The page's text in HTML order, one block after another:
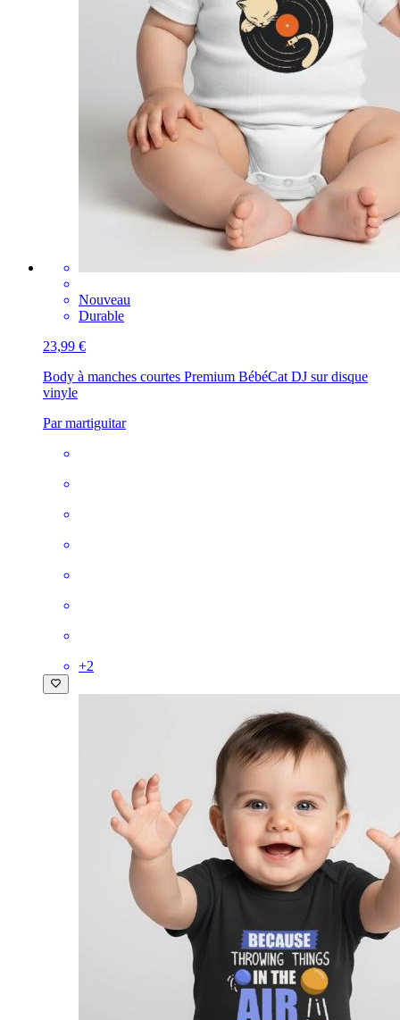
Nouveau
Durable
23,99 €
Body à manches courtes Premium BébéCat DJ sur disque
vinyle
Par martiguitar
+2